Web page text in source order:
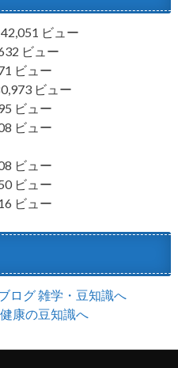
ビュー
ビュー
ビュー
ビュー
ビュー
ビュー
ビュー
ビュー
ビュー